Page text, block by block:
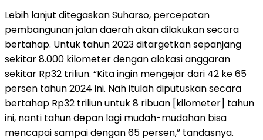
Lebih lanjut ditegaskan Suharso, percepatan
pembangunan jalan daerah akan dilakukan secara
bertahap. Untuk tahun 2023 ditargetkan sepanjang
sekitar 8.000 kilometer dengan alokasi anggaran
sekitar Rp32 triliun. “Kita ingin mengejar dari 42 ke 65
persen tahun 2024 ini. Nah itulah diputuskan secara
bertahap Rp32 triliun untuk 8 ribuan [kilometer] tahun
ini, nanti tahun depan lagi mudah-mudahan bisa
mencapai sampai dengan 65 persen,” tandasnya.